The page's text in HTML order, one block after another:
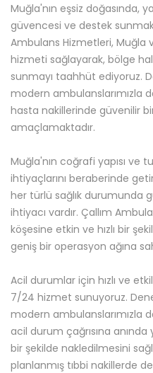
Muğla'nın eşsiz doğasında,
güvencesi ve destek
Ambulans Hizmetleri, Muğla
hizmeti sağlayarak, bölge
sunmayı taahhüt ediyoruz.
modern ambulanslarımızla
hasta nakillerinde güvenilir
amaçlamaktadır.
Muğla'nın coğrafi yapısı ve
ihtiyaçlarını beraberinde
her türlü sağlık durumunda
ihtiyacı vardır. Çallım
köşesine etkin ve hızlı bir
geniş bir operasyon ağına
Acil durumlar için hızlı ve
7/24 hizmet sunuyoruz.
modern ambulanslarımızla
acil durum çağrısına
bir şekilde nakledilmesini
planlanmış tıbbi nakillerde